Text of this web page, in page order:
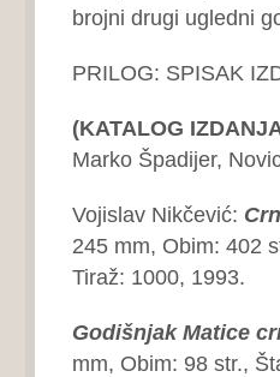
brojni drugi ugledni
PRILOG: SPISAK
(KATALOG
Marko Špadijer,
Vojislav Nikčević:
245 mm, Obim: 402
Tiraž: 1000, 1993.
Godišnjak Matice
mm, Obim: 98 str.,